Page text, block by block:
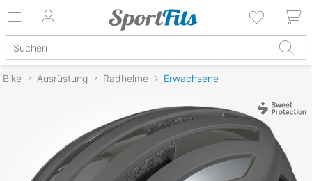
Bike Ausrüstung Radhelme Erwachsene